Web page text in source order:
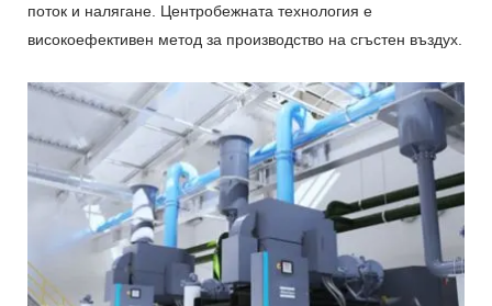
поток и налягане. Центробежната технология е
високоефективен метод за производство на сгъстен въздух.